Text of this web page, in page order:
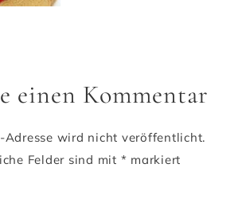
einen Kommentar
Adresse wird nicht veröffentlicht.
Felder sind mit * markiert